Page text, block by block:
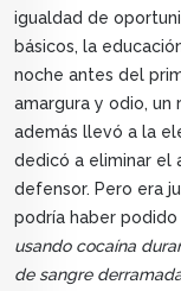
igualdad de
básicos, la
noche antes del
amargura y odio,
además llevó a la
dedicó a eliminar el
defensor. Pero era
podría haber
usando cocaína
de sangre